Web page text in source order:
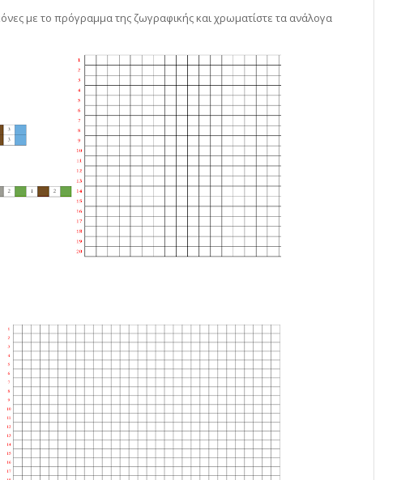
με το πρόγραμμα της ζωγραφικής και χρωματίστε τα ανάλογα